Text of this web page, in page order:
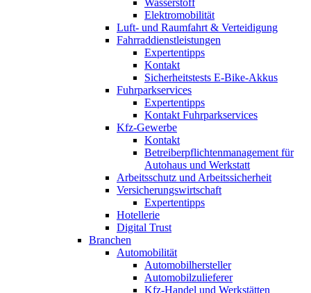
Elektromobilität
Luft- und Raumfahrt & Verteidigung
Fahrraddienstleistungen
Expertentipps
Kontakt
Sicherheitstests E-Bike-Akkus
Fuhrparkservices
Expertentipps
Kontakt Fuhrparkservices
Kfz-Gewerbe
Kontakt
Betreiberpflichtenmanagement für
Autohaus und Werkstatt
Arbeitsschutz und Arbeitssicherheit
Versicherungswirtschaft
Expertentipps
Hotellerie
Digital Trust
Branchen
Automobilität
Automobilhersteller
Automobilzulieferer
Kfz-Handel und Werkstätten